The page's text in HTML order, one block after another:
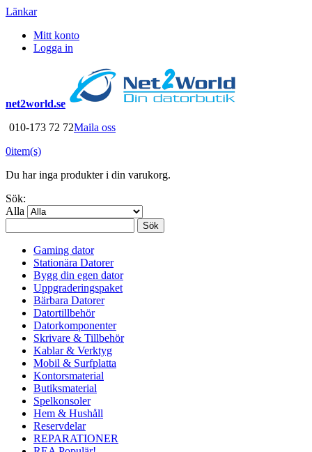
Länkar
Mitt konto
Logga in
net2world.se
010-173 72 72Maila oss
0item(s)
Du har inga produkter i din varukorg.
Sök:
Alla
Sök
Gaming dator
Stationära Datorer
Bygg din egen dator
Uppgraderingspaket
Bärbara Datorer
Datortillbehör
Datorkomponenter
Skrivare & Tillbehör
Kablar & Verktyg
Mobil & Surfplatta
Kontorsmaterial
Butiksmaterial
Spelkonsoler
Hem & Hushåll
Reservdelar
REPARATIONER